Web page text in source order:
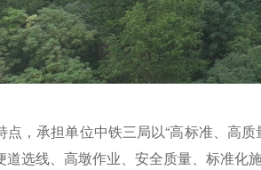
点，承担单位中铁三局以“高标准、高
道选线、高墩作业、安全质量、标准化